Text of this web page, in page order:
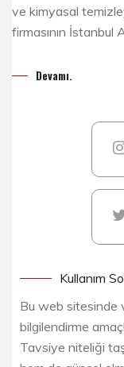
ve kimyasal
firmasının İstanbul
Devamı.
Kullanım
Bu web sitesinde
bilgilendirme
Tavsiye niteliği